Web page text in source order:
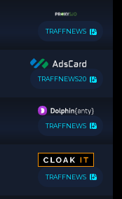
TRAFFNEWS
TRAFFNEWS20
TRAFFNEWS
TRAFFNEWS